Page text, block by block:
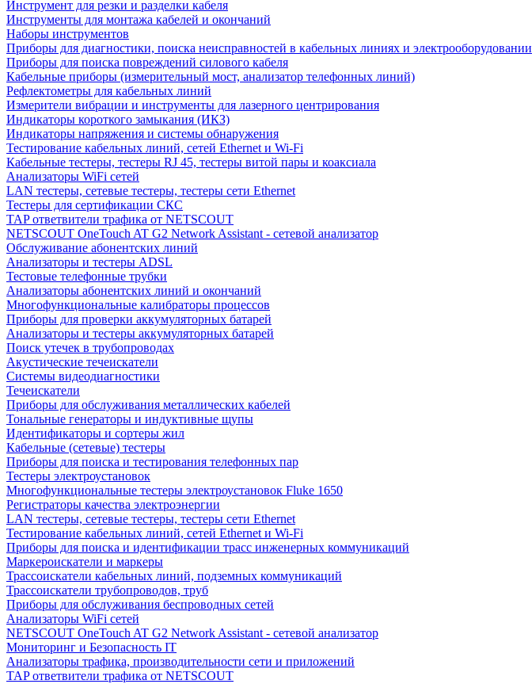
Инструмент для резки и разделки кабеля
Инструменты для монтажа кабелей и окончаний
Наборы инструментов
Приборы для диагностики, поиска неисправностей в кабельных линиях и электрооборудовании
Приборы для поиска повреждений силового кабеля
Кабельные приборы (измерительный мост, анализатор телефонных линий)
Рефлектометры для кабельных линий
Измерители вибрации и инструменты для лазерного центрирования
Индикаторы короткого замыкания (ИКЗ)
Индикаторы напряжения и системы обнаружения
Тестирование кабельных линий, сетей Ethernet и Wi-Fi
Кабельные тестеры, тестеры RJ 45, тестеры витой пары и коаксиала
Анализаторы WiFi сетей
LAN тестеры, сетевые тестеры, тестеры сети Ethernet
Тестеры для сертификации СКС
TAP ответвители трафика от NETSCOUT
NETSCOUT OneTouch AT G2 Network Assistant - сетевой анализатор
Обслуживание абонентских линий
Анализаторы и тестеры ADSL
Тестовые телефонные трубки
Анализаторы абонентских линий и окончаний
Многофункциональные калибраторы процессов
Приборы для проверки аккумуляторных батарей
Анализаторы и тестеры аккумуляторных батарей
Поиск утечек в трубопроводах
Акустические течеискатели
Системы видеодиагностики
Течеискатели
Приборы для обслуживания металлических кабелей
Тональные генераторы и индуктивные щупы
Идентификаторы и сортеры жил
Кабельные (сетевые) тестеры
Приборы для поиска и тестирования телефонных пар
Тестеры электроустановок
Многофункциональные тестеры электроустановок Fluke 1650
Регистраторы качества электроэнергии
LAN тестеры, сетевые тестеры, тестеры сети Ethernet
Тестирование кабельных линий, сетей Ethernet и Wi-Fi
Приборы для поиска и идентификации трасс инженерных коммуникаций
Маркероискатели и маркеры
Трассоискатели кабельных линий, подземных коммуникаций
Трассоискатели трубопроводов, труб
Приборы для обслуживания беспроводных сетей
Анализаторы WiFi сетей
NETSCOUT OneTouch AT G2 Network Assistant - сетевой анализатор
Мониторинг и Безопасность IT
Анализаторы трафика, производительности сети и приложений
TAP ответвители трафика от NETSCOUT